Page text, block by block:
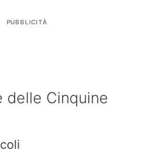
PUBBLICITÀ
Cinquine